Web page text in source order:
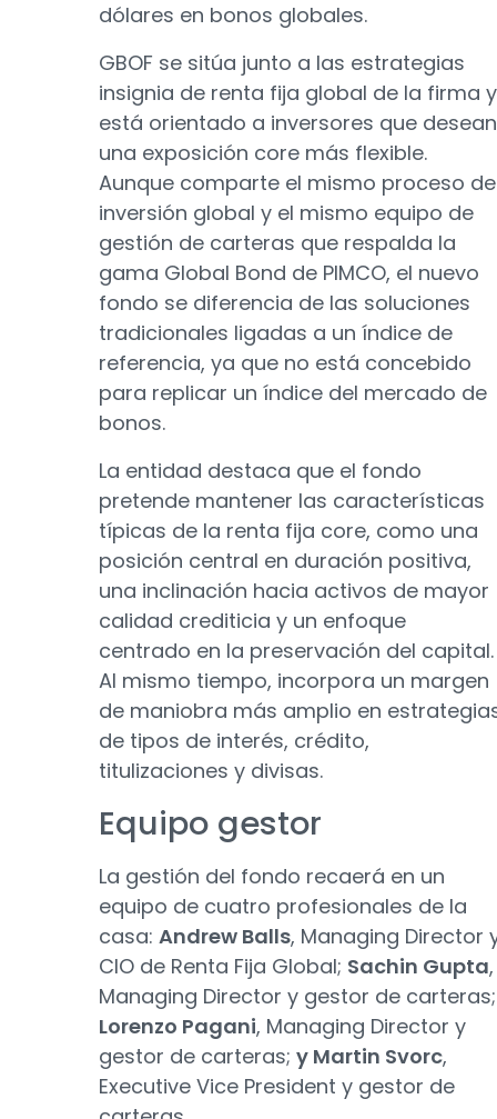
dólares en bonos globales.
GBOF se sitúa junto a las estrategias
insignia de renta fija global de la firma y
está orientado a inversores que desean
una exposición core más flexible.
Aunque comparte el mismo proceso de
inversión global y el mismo equipo de
gestión de carteras que respalda la
gama Global Bond de PIMCO, el nuevo
fondo se diferencia de las soluciones
tradicionales ligadas a un índice de
referencia, ya que no está concebido
para replicar un índice del mercado de
bonos.
La entidad destaca que el fondo
pretende mantener las características
típicas de la renta fija core, como una
posición central en duración positiva,
una inclinación hacia activos de mayor
calidad crediticia y un enfoque
centrado en la preservación del capital.
Al mismo tiempo, incorpora un margen
de maniobra más amplio en
de tipos de interés, crédito,
titulizaciones y divisas.
Equipo gestor
La gestión del fondo recaerá en un
equipo de cuatro profesionales de la
casa: Andrew Balls, Managing Director
CIO de Renta Fija Global; Sachin Gupta,
Managing Director y gestor de carteras;
Lorenzo Pagani, Managing Director y
gestor de carteras; y Martin Svorc,
Executive Vice President y gestor de